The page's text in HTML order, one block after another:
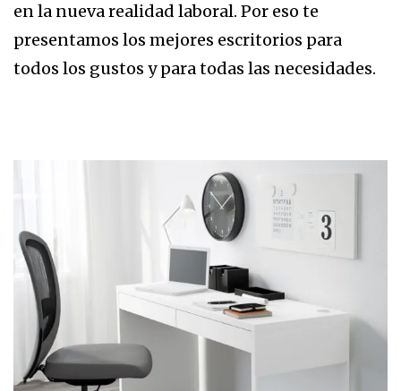
en la nueva realidad laboral. Por eso te
presentamos los mejores escritorios para
todos los gustos y para todas las necesidades.